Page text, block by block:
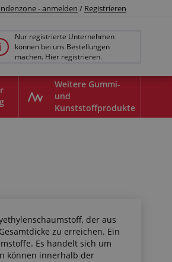
- anmelden / Registrieren
Nur registrierte Unternehmen
können bei uns Bestellungen
machen. Hier registrieren.
Weitere Gummi-
und
Kunststoffprodukte
der aus
zu erreichen. Ein
Es handelt sich um
können innerhalb der